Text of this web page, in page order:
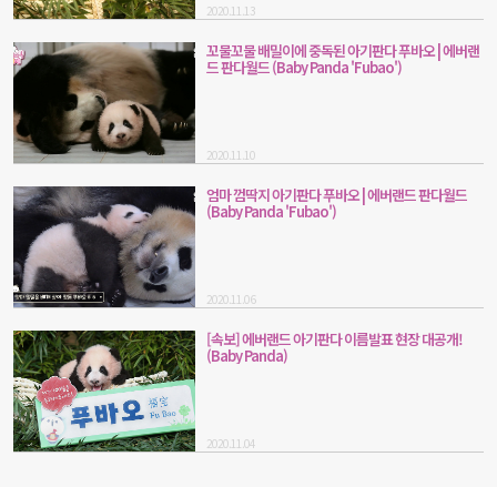
2020.11.13
꼬물꼬물 배밀이에 중독된 아기판다 푸바오 | 에버랜
드 판다월드 (Baby Panda 'Fubao')
2020.11.10
엄마 껌딱지 아기판다 푸바오 | 에버랜드 판다월드
(Baby Panda 'Fubao')
2020.11.06
[속보] 에버랜드 아기판다 이름발표 현장 대공개!
(Baby Panda)
2020.11.04